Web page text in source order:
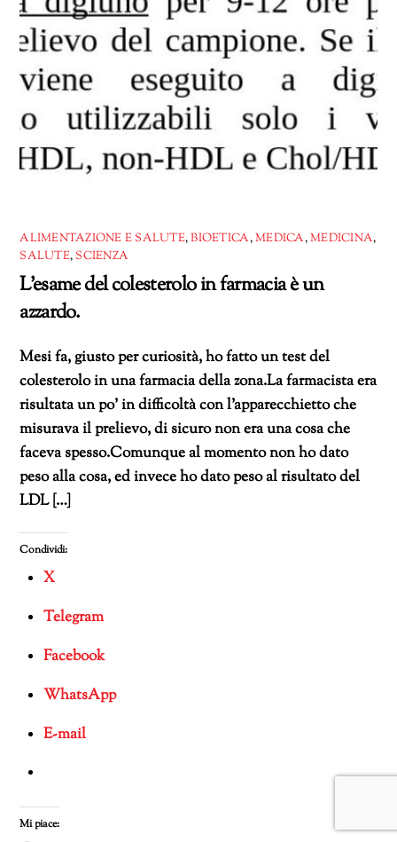
ALIMENTAZIONE E SALUTE,BIOETICA,MEDICA,MEDICINA,
SALUTE,SCIENZA
L’esame del colesterolo in farmacia è un
azzardo.
Mesi fa, giusto per curiosità, ho fatto un test del
colesterolo in una farmacia della zona.La farmacista era
risultata un po’ in difficoltà con l’apparecchietto che
misurava il prelievo, di sicuro non era una cosa che
faceva spesso.Comunque al momento non ho dato
peso alla cosa, ed invece ho dato peso al risultato del
LDL […]
Condividi:
X
Telegram
Facebook
WhatsApp
E-mail
Mi piace: